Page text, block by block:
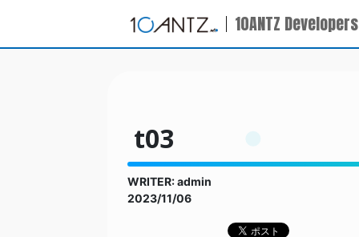
10ANTZ
t03
WRITER: admin
2023/11/06